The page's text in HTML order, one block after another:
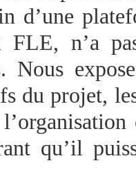
d’une
FLE, n’a
Nous
du projet,
qu’il